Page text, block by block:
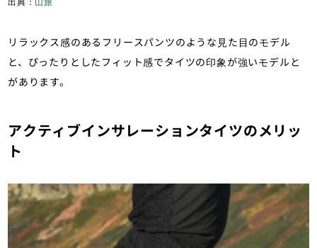
リラックス感のあるフリースパンツのような見た目のモデル
と、ぴったりとしたフィット感でタイツの印象が強いモデルと
があります。
アクティブインサレーションタイツのメリッ
ト